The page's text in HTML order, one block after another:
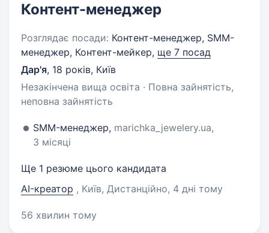
Контент-менеджер
Розглядає посади: Контент-менеджер, SMM-
менеджер, Контент-мейкер, ще 7 посад
Дар'я, 18 років, Київ
Незакінчена вища освіта · Повна зайнятість,
неповна зайнятість
SMM-менеджер, marichka_jewelery.ua,
3 місяці
Ще 1 резюме цього кандидата
AI-креатор , Київ, Дистанційно, 4 дні тому
56 хвилин тому